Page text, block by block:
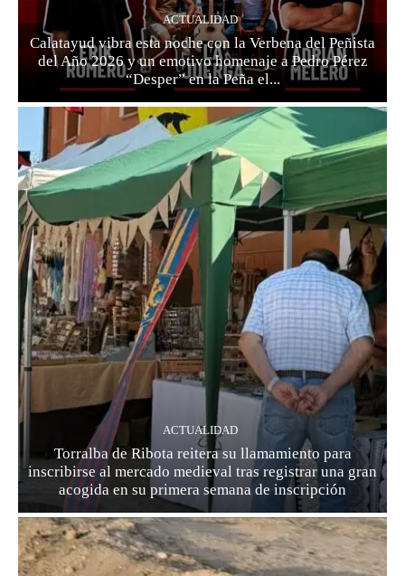
ACTUALIDAD
Calatayud vibra esta noche con la Verbena del Peñista
del Año 2026 y un emotivo homenaje a Pedro Pérez
“Desper” en la Peña el...
ACTUALIDAD
Torralba de Ribota reitera su llamamiento para
inscribirse al mercado medieval tras registrar una gran
acogida en su primera semana de inscripción